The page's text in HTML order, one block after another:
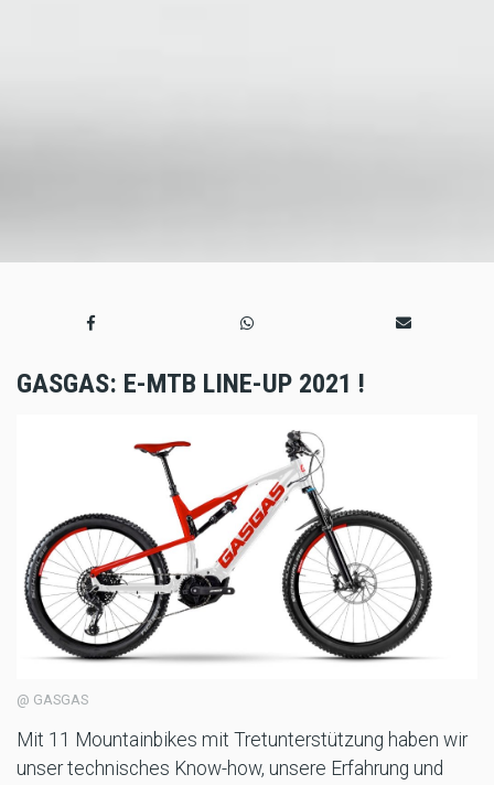
GASGAS: E-MTB LINE-UP 2021 !
@ GASGAS
Mit 11 Mountainbikes mit Tretunterstützung haben wir
unser technisches Know-how, unsere Erfahrung und